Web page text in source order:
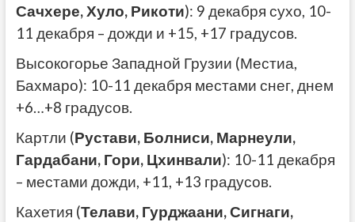
Сачхере, Хуло, Рикоти): 9 декабря сухо, 10-
11 декабря – дожди и +15, +17 градусов.
Высокогорье Западной Грузии (Местиа,
Бахмаро): 10-11 декабря местами снег, днем
+6…+8 градусов.
Картли (Рустави, Болниси, Марнеули,
Гардабани, Гори, Цхинвали): 10-11 декабря
– местами дожди, +11, +13 градусов.
Кахетия (Телави, Гурджаани, Сигнаги,